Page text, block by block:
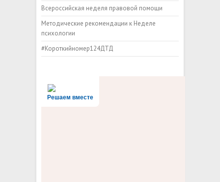
Всероссийская неделя правовой помощи
Методические рекомендации к Неделе
психологии
#Короткийномер124ДТД
Решаем вместе